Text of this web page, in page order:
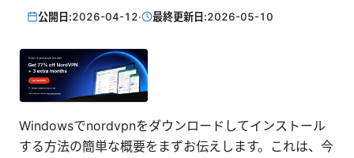
公開日:2026-04-12· 最終更新日:2026-05-10
Windowsでnordvpnをダウンロードしてインストール
する方法の簡単な概要をまずお伝えします。これは、今